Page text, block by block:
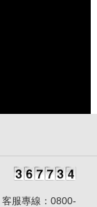
服專線：0800-